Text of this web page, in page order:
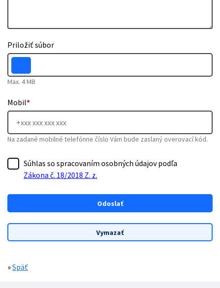
Priložiť súbor
Max. 4 MB
Mobil*
Na zadané mobilné telefónne číslo Vám bude zaslaný overovací kód.
Súhlas so spracovaním osobných údajov podľa
Zákona č. 18/2018 Z. z.
»Späť